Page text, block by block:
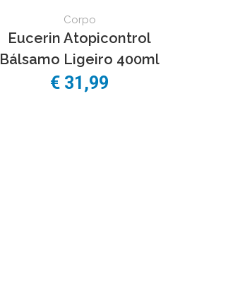
Corpo
Eucerin Atopicontrol
Bálsamo Ligeiro 400ml
€ 31,99